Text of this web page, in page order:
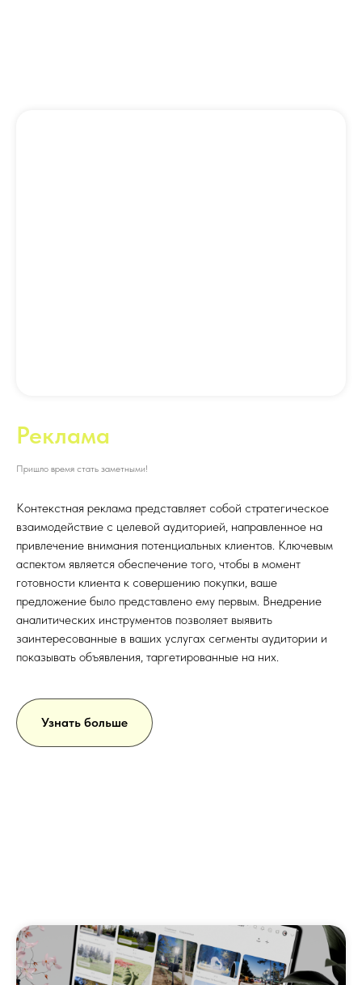
Реклама
Пришло время стать заметными!
Контекстная реклама представляет собой стратегическое
взаимодействие с целевой аудиторией, направленное на
привлечение внимания потенциальных клиентов. Ключевым
аспектом является обеспечение того, чтобы в момент
готовности клиента к совершению покупки, ваше
предложение было представлено ему первым. Внедрение
аналитических инструментов позволяет выявить
заинтересованные в ваших услугах сегменты аудитории и
показывать объявления, таргетированные на них.
Узнать больше